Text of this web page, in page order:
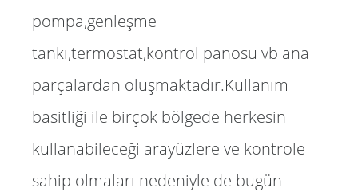
pompa,genleşme
tankı,termostat,kontrol panosu vb ana
parçalardan oluşmaktadır.Kullanım
basitliği ile birçok bölgede herkesin
kullanabileceği arayüzlere ve kontrole
sahip olmaları nedeniyle de bugün